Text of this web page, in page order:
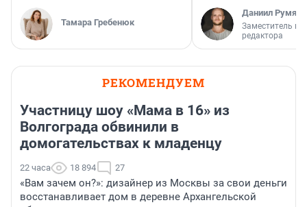
Тамара Гребенюк
Даниил
Заместитель
редактора
РЕКОМЕНДУЕМ
Участницу шоу «Мама в 16» из
Волгограда обвинили в
домогательствах к младенцу
22 часа 18 894 27
«Вам зачем он?»: дизайнер из Москвы за свои деньги
восстанавливает дом в деревне Архангельской